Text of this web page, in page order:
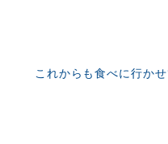
これからも食べに行か